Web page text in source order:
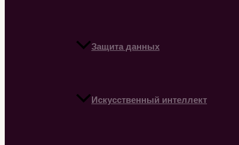
Защита данных
Искусственный интеллект